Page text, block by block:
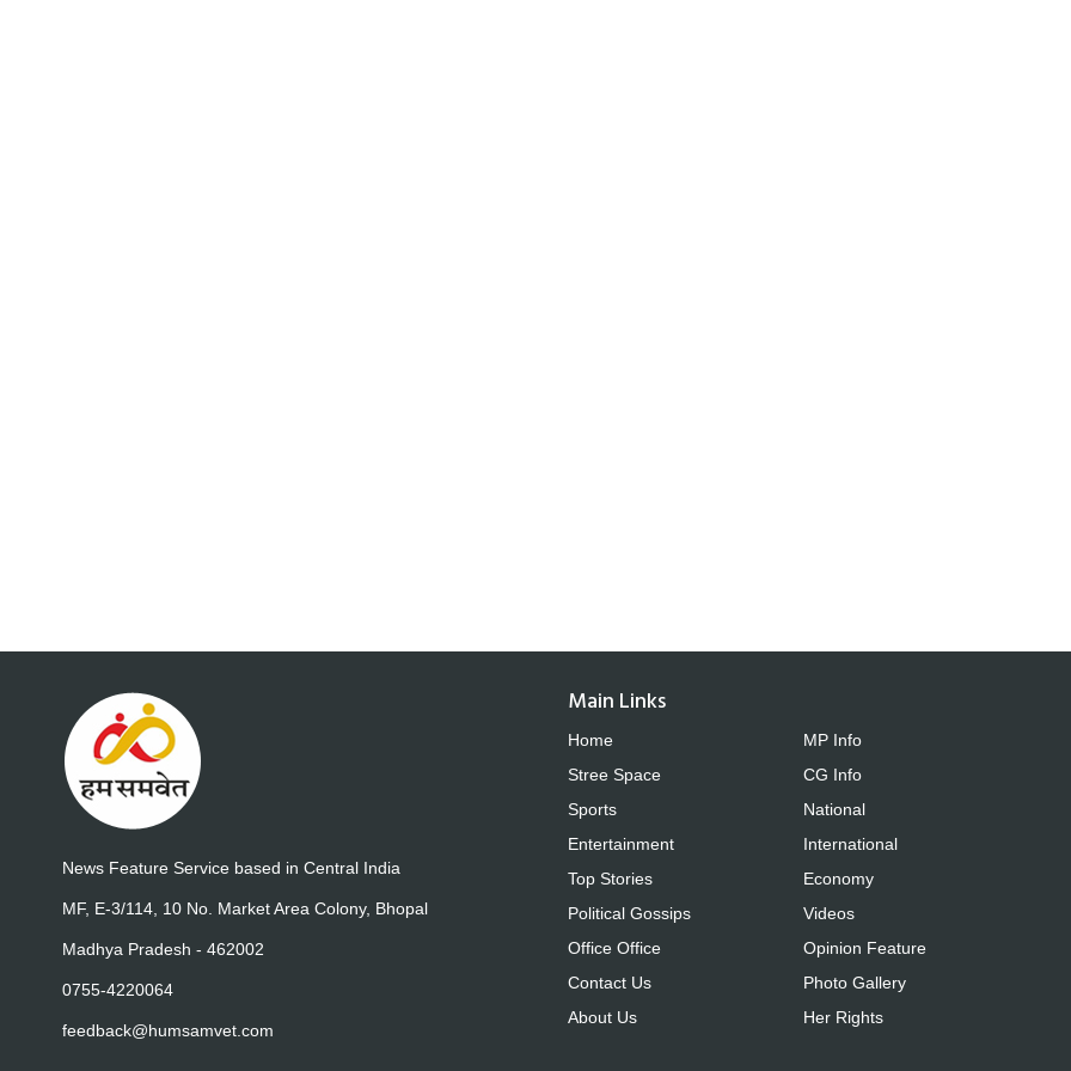
News Feature Service based in Central India
MF, E-3/114, 10 No. Market Area Colony, Bhopal
Madhya Pradesh - 462002
0755-4220064
feedback@humsamvet.com
Main Links
Home
Stree Space
Sports
Entertainment
Top Stories
Political Gossips
Office Office
Contact Us
About Us
MP Info
CG Info
National
International
Economy
Videos
Opinion Feature
Photo Gallery
Her Rights